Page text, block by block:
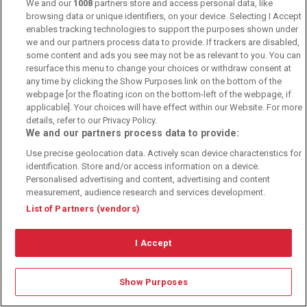
Kontakt
Über uns
Herausgeberrichtlinien
© 2010-2025 - Sportwettentest.net - Der große Sportwettentest
Sportwetten Angebote sind nur für Volljährige verfügbar. Es gelten
immer die AGB auf den jeweiligen Webseiten der Buchmacher.
Wetten kann Spaß, aber auch süchtig machen!
Suchtrisiken, Glücksspiel kann süchtig machen - Hilfe finden Sie auf
We and our 1008 partners store and access personal data, like
browsing data or unique identifiers, on your device. Selecting I Accept
enables tracking technologies to support the purposes shown under
we and our partners process data to provide. If trackers are disabled,
some content and ads you see may not be as relevant to you. You can
resurface this menu to change your choices or withdraw consent at
any time by clicking the Show Purposes link on the bottom of the
webpage [or the floating icon on the bottom-left of the webpage, if
applicable]. Your choices will have effect within our Website. For more
details, refer to our Privacy Policy.
We and our partners process data to provide:
Use precise geolocation data. Actively scan device characteristics for
identification. Store and/or access information on a device.
Personalised advertising and content, advertising and content
measurement, audience research and services development.
List of Partners (vendors)
I Accept
Show Purposes